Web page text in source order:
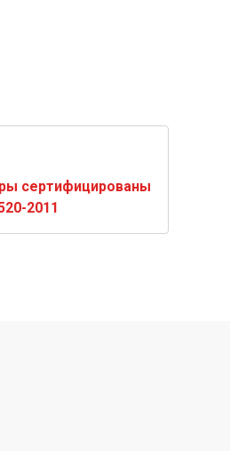
сертифицированы
2011